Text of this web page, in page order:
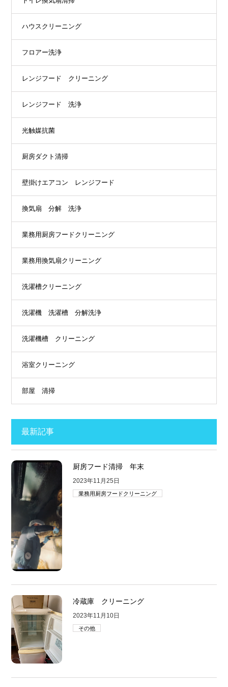
ハウスクリーニング
フロアー洗浄
レンジフード クリーニング
レンジフード 洗浄
光触媒抗菌
厨房ダクト清掃
壁掛けエアコン レンジフード
換気扇 分解 洗浄
業務用厨房フードクリーニング
業務用換気扇クリーニング
洗濯槽クリーニング
洗濯機 洗濯槽 分解洗浄
洗濯機槽 クリーニング
浴室クリーニング
部屋 清掃
最新記事
厨房フード清掃 年末
2023年11月25日
業務用厨房フードクリーニング
冷蔵庫 クリーニング
2023年11月10日
その他